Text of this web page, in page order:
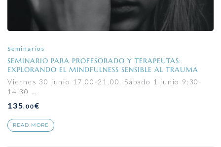
Seminarios
SEMINARIO PARA PROFESORADO Y TERAPEUTAS:
EXPLORANDO EL MINDFULNESS SENSIBLE AL TRAUMA
Viernes 30 junio 17.00-21.00. Sábado 1 junio 9:30-
14:30 …
135.00€
READ MORE